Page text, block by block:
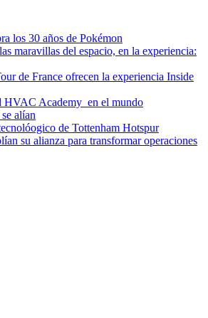
los 30 años de Pokémon
maravillas del espacio, en la experiencia:
de France ofrecen la experiencia Inside
HVAC Academy en el mundo
alían
de Tottenham Hotspur
su alianza para transformar operaciones